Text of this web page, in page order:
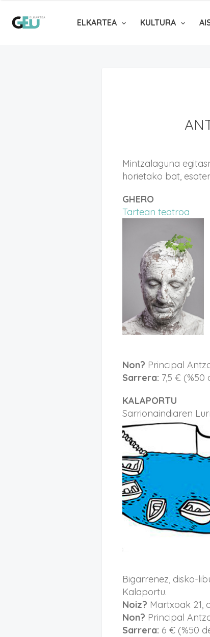
ELKARTEA KULTURA
Mintzalaguna
horietako bat,
GHERO
Tartean teatroa
Non? Principal
Sarrera: 7,5 €
KALAPORTU
Sarrionaindiaren
Bigarrenez, disko-
Kalaportu.
Noiz? Martxoak 21,
Non? Principal
Sarrera: 6 € (%50